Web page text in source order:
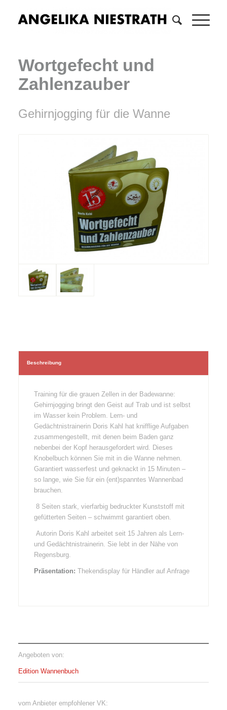
Wortgefecht und
Zahlenzauber
Gehirnjogging für die Wanne
Beschreibung
Training für die grauen Zellen in der Badewanne:
Gehirnjogging bringt den Geist auf Trab und ist selbst
im Wasser kein Problem. Lern- und
Gedächtnistrainerin Doris Kahl hat knifflige Aufgaben
zusammengestellt, mit denen beim Baden ganz
nebenbei der Kopf herausgefordert wird. Dieses
Knobelbuch können Sie mit in die Wanne nehmen.
Garantiert wasserfest und geknackt in 15 Minuten –
so lange, wie Sie für ein (ent)spanntes Wannenbad
brauchen.
8 Seiten stark, vierfarbig bedruckter Kunststoff mit
gefütterten Seiten – schwimmt garantiert oben.
Autorin Doris Kahl arbeitet seit 15 Jahren als Lern-
und Gedächtnistrainerin. Sie lebt in der Nähe von
Regensburg.
Präsentation: Thekendisplay für Händler auf Anfrage
Angeboten von:
Edition Wannenbuch
vom Anbieter empfohlener VK: